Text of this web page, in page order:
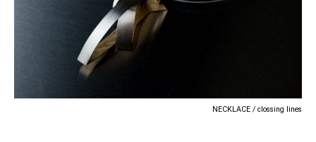
NECKLACE / clossing lines